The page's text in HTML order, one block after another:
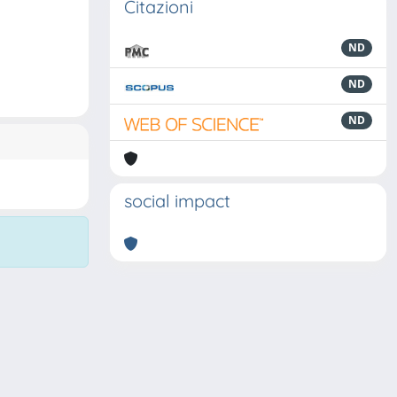
Citazioni
ND
ND
ND
social impact